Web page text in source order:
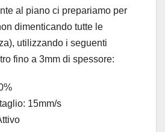
al piano ci prepariamo per
dimenticando tutte le
utilizzando i seguenti
fino a 3mm di spessore:
15mm/s